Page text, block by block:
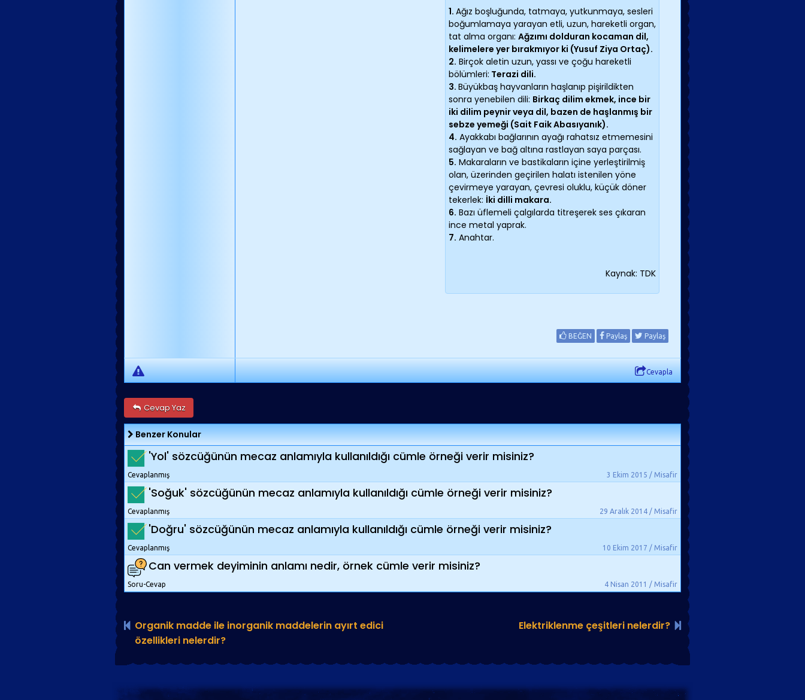
1. Ağız boşluğunda, tatmaya, yutkunmaya, sesleri
boğumlamaya yarayan etli, uzun, hareketli organ,
tat alma organı: Ağzımı dolduran kocaman dil,
kelimelere yer bırakmıyor ki (Yusuf Ziya Ortaç).
2. Birçok aletin uzun, yassı ve çoğu hareketli
bölümleri: Terazi dili.
3. Büyükbaş hayvanların haşlanıp pişirildikten
sonra yenebilen dili: Birkaç dilim ekmek, ince bir
iki dilim peynir veya dil, bazen de haşlanmış bir
sebze yemeği (Sait Faik Abasıyanık).
4. Ayakkabı bağlarının ayağı rahatsız etmemesini
sağlayan ve bağ altına rastlayan saya parçası.
5. Makaraların ve bastikaların içine yerleştirilmiş
olan, üzerinden geçirilen halatı istenilen yöne
çevirmeye yarayan, çevresi oluklu, küçük döner
tekerlek: İki dilli makara.
6. Bazı üflemeli çalgılarda titreşerek ses çıkaran
ince metal yaprak.
7. Anahtar.
Kaynak: TDK
BEĞEN Paylaş Paylaş
Cevapla
Cevap Yaz
Benzer Konular
'Yol' sözcüğünün mecaz anlamıyla kullanıldığı cümle örneği verir misiniz?
3 Ekim 2015 / Misafir
Cevaplanmış
'Soğuk' sözcüğünün mecaz anlamıyla kullanıldığı cümle örneği verir misiniz?
29 Aralık 2014 / Misafir
Cevaplanmış
'Doğru' sözcüğünün mecaz anlamıyla kullanıldığı cümle örneği verir misiniz?
10 Ekim 2017 / Misafir
Cevaplanmış
Can vermek deyiminin anlamı nedir, örnek cümle verir misiniz?
4 Nisan 2011 / Misafir
Soru-Cevap
Organik madde ile inorganik maddelerin ayırt edici
özellikleri nelerdir?
Elektriklenme çeşitleri nelerdir?